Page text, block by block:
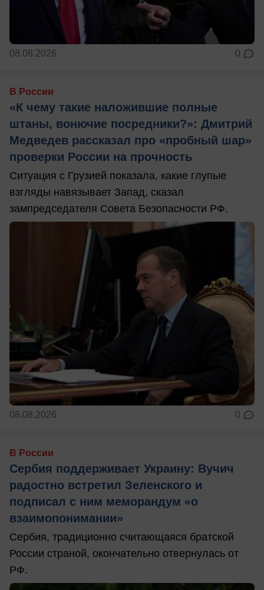
08.08.2026 0
В России
«К чему такие наложившие полные
штаны, вонючие посредники?»: Дмитрий
Медведев рассказал про «пробный шар»
проверки России на прочность
Ситуация с Грузией показала, какие глупые
взгляды навязывает Запад, сказал
зампредседателя Совета Безопасности РФ.
08.08.2026 0
В России
Сербия поддерживает Украину: Вучич
радостно встретил Зеленского и
подписал с ним меморандум «о
взаимопонимании»
Сербия, традиционно считающаяся братской
России страной, окончательно отвернулась от
РФ.